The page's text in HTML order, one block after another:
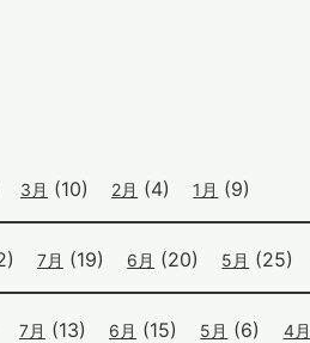
3月 (10) 2月 (4) 1月 (9)
7月 (19) 6月 (20) 5月 (25)
7月 (13) 6月 (15) 5月 (6) 4月